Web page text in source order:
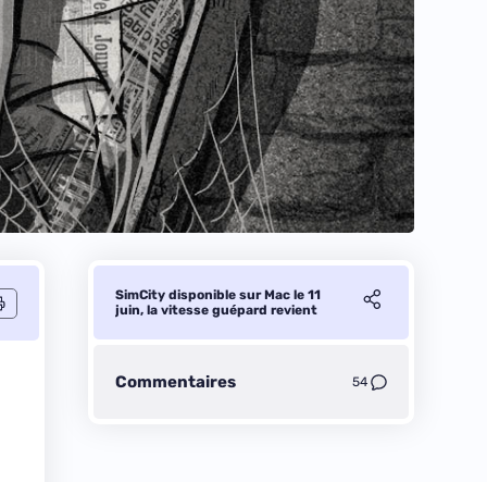
SimCity disponible sur Mac le 11
juin, la vitesse guépard revient
Commentaires 54